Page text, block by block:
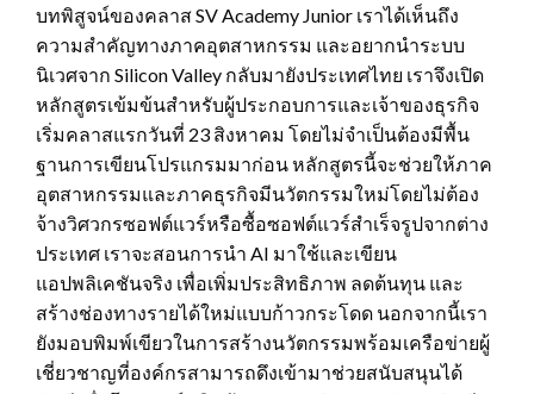
บทพิสูจน์ของคลาส SV Academy Junior เราได้เห็นถึง
ความสำคัญทางภาคอุตสาหกรรม และอยากนำระบบ
นิเวศจาก Silicon Valley กลับมายังประเทศไทย เราจึงเปิด
หลักสูตรเข้มข้นสำหรับผู้ประกอบการและเจ้าของธุรกิจ
เริ่มคลาสแรกวันที่ 23 สิงหาคม โดยไม่จำเป็นต้องมีพื้น
ฐานการเขียนโปรแกรมมาก่อน หลักสูตรนี้จะช่วยให้ภาค
อุตสาหกรรมและภาคธุรกิจมีนวัตกรรมใหม่โดยไม่ต้อง
จ้างวิศวกรซอฟต์แวร์หรือซื้อซอฟต์แวร์สำเร็จรูปจากต่าง
ประเทศ เราจะสอนการนำ AI มาใช้และเขียน
แอปพลิเคชันจริง เพื่อเพิ่มประสิทธิภาพ ลดต้นทุน และ
สร้างช่องทางรายได้ใหม่แบบก้าวกระโดด นอกจากนี้เรา
ยังมอบพิมพ์เขียวในการสร้างนวัตกรรมพร้อมเครือข่ายผู้
เชี่ยวชาญที่องค์กรสามารถดึงเข้ามาช่วยสนับสนุนได้